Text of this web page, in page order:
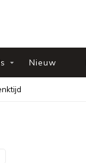
Nieuw